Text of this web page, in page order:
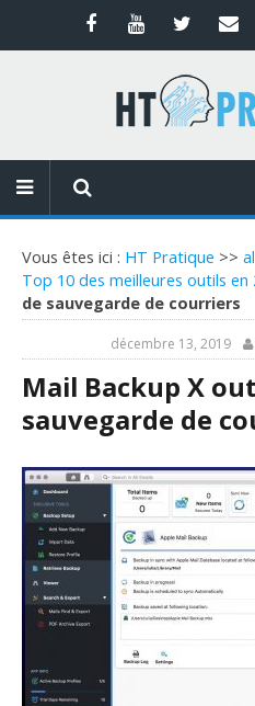
Vous êtes ici : HT Pratique >>
Top 10 des meilleures outils en
de sauvegarde de courriers
décembre 13, 2019
Mail Backup X
sauvegarde de